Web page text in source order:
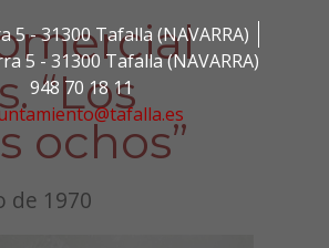
5 - 31300 Tafalla (NAVARRA)
5 - 31300 Tafalla (NAVARRA)
948 70 18 11
“Los
ochos”
de 1970